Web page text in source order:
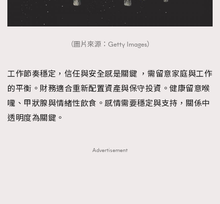
（圖片來源：Getty Images）
工作節奏穩定，信任與安全感是關鍵 ，需留意家庭與工作
的平衡。財務適合重新配置資產與保守投資。健康留意喉
嚨、甲狀腺與情緒性飲食。感情需要穩定與支持，關係中
透明度為關鍵。
Advertisement